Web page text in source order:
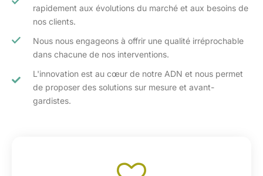
rapidement aux évolutions du marché et aux besoins de
nos clients.​
Nous nous engageons à offrir une qualité irréprochable
dans chacune de nos interventions.
L'innovation est au cœur de notre ADN et nous permet
de proposer des solutions sur mesure et avant-
gardistes.